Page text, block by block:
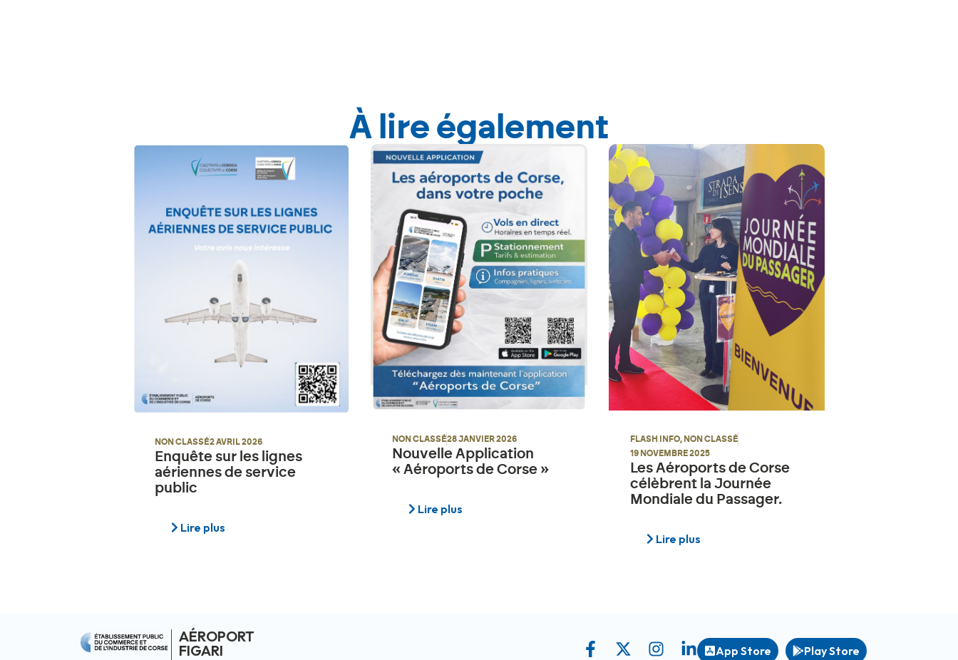
À lire également
NON CLASSÉ2 AVRIL 2026
Enquête sur les lignes
aériennes de service
public
Lire plus
NON CLASSÉ28 JANVIER 2026
Nouvelle Application
« Aéroports de Corse »
Lire plus
FLASH INFO, NON CLASSÉ
19 NOVEMBRE 2025
Les Aéroports de Corse
célèbrent la Journée
Mondiale du Passager.
Lire plus
AÉROPORT
FIGARI
App Store Play Store